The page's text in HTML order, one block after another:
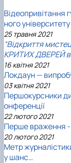
Відеопривітання
ного університету
25 травня 2021
“Відкриття
КРИТИХ ДВЕРЕЙ в
16 квітня 2021
Локдаун —
03 квітня 2021
Першокурсники
онференції
22 лютого 2021
Перше враження -
20 лютого 2021
Метр
у шанс…